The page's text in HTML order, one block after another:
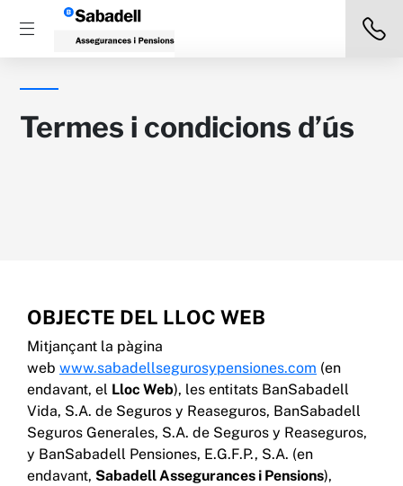
Termes i condicions d’ús
OBJECTE DEL LLOC WEB
Mitjançant la pàgina
web www.sabadellsegurosypensiones.com (en
endavant, el Lloc Web), les entitats BanSabadell
Vida, S.A. de Seguros y Reaseguros, BanSabadell
Seguros Generales, S.A. de Seguros y Reaseguros,
y BanSabadell Pensiones, E.G.F.P., S.A. (en
endavant, Sabadell Assegurances i Pensions),